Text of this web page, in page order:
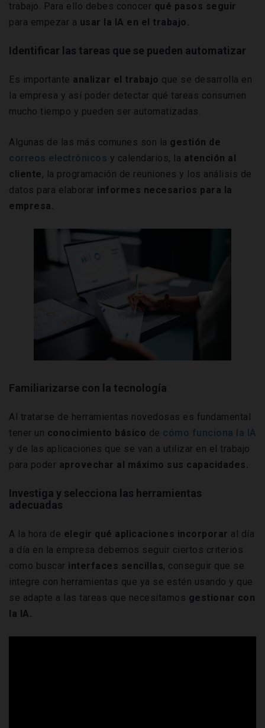
trabajo. Para ello debes conocer qué pasos seguir
para empezar a usar la IA en el trabajo.
Identificar las tareas que se pueden automatizar
Es importante analizar el trabajo que se desarrolla en
la empresa y así poder detectar qué tareas consumen
mucho tiempo y pueden ser automatizadas.
Algunas de las más comunes son la gestión de
correos electrónicos y calendarios, la atención al
cliente, la programación de reuniones y los análisis de
datos para elaborar informes necesarios para la
empresa.
Familiarizarse con la tecnología
Al tratarse de herramientas novedosas es fundamental
tener un conocimiento básico de cómo funciona la IA
y de las aplicaciones que se van a utilizar en el trabajo
para poder aprovechar al máximo sus capacidades.
Investiga y selecciona las herramientas
adecuadas
A la hora de elegir qué aplicaciones incorporar al día
a día en la empresa debemos seguir ciertos criterios
como buscar interfaces sencillas, conseguir que se
integre con herramientas que ya se estén usando y que
se adapte a las tareas que necesitamos gestionar con
la IA.